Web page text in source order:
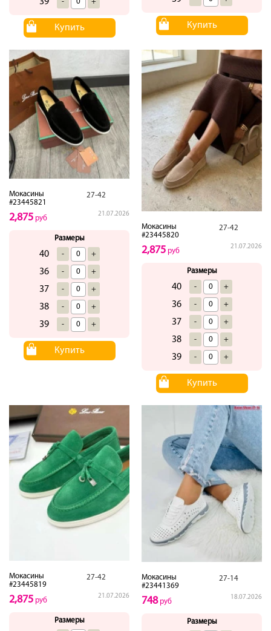
Купить Купить
Мокасины
#23445821
27-42
21.07.2026
2,875 руб
Размеры
40 - +
36 - +
37 - +
38 - +
39 - +
Купить
Мокасины
#23445820
27-42
21.07.2026
2,875 руб
Размеры
40 - +
36 - +
37 - +
38 - +
39 - +
Купить
Мокасины
#23445819
27-42
21.07.2026
2,875 руб
Размеры
Мокасины
#23441369
27-14
18.07.2026
748руб
Размеры